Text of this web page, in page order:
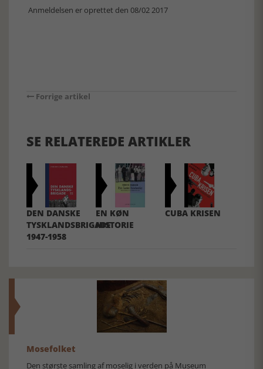
Anmeldelsen er oprettet den 08/02 2017
Forrige artikel
SE RELATEREDE ARTIKLER
DEN DANSKE
TYSKLANDSBRIGADE
1947-1958
EN KØN
HISTORIE
CUBA KRISEN
Mosefolket
Den største samling af moselig i verden på Museum